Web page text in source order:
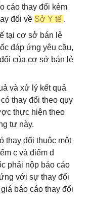
cáo thay đổi kèm
đổi về Sở Y tế .
tại cơ sở bán lẻ
đáp ứng yêu cầu,
của cơ sở bán lẻ
và xử lý kết quả
thay đổi theo quy
thực hiện theo
tư này.
thay đổi thuộc một
c và điểm d
phải nộp báo cáo
với sự thay đổi
báo cáo thay đổi